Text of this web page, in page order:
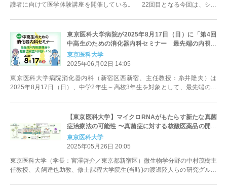
護者に向けて医学体験講座を開催している。 22回目となる今回は、シミ
東京医科大学病院が2025年8月17日（日）に「第4回
中高生のための消化器内科セミナー 最先端の内視鏡
機器や超音波検査を体験しよう！」を開催
東京医科大学
2025年06月02日 14:05
東京医科大学病院消化器内科（新宿区西新宿、主任教授：糸井隆夫）は
2025年8月17日（日）、中学2年生～高校3年生を対象として、最先端の内
【東京医科大学】マイクロRNAがもたらす新たな真菌
症治療法の可能性 〜真菌症に対する核酸医薬品の開発
推進と治療への応用に期待〜
東京医科大学
2025年05月26日 20:05
東京医科大学（学長：宮澤啓介／東京都新宿区）微生物学分野の中村茂樹主
任教授、犬飼達也助教、修士課程大学院生(当時)の渡邊陸人らの研究グルー